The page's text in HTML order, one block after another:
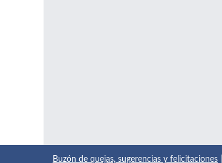
Buzón de quejas, sugerencias y felicitaciones